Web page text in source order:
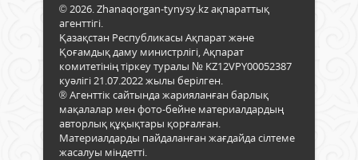
© 2026. Zhanaqorgan-tynysy.kz ақпараттық
агенттігі.
Қазақстан Республикасы Ақпарат және
Қоғамдық даму министрлігі, Ақпарат
комитетінің тіркеу туралы № KZ12VPY00052387
куәлігі 21.07.2022 жылы берілген.
® Агенттік сайтында жарияланған барлық
мақалалар мен фото-бейне материалдардың
авторлық құқықтары қорғалған.
Материалдарды пайдаланған жағдайда сілтеме
жасалуы міндетті.